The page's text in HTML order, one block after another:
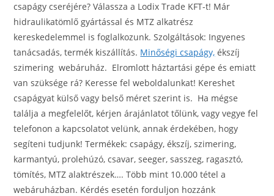
csapágy cseréjére? Válassza a Lodix Trade KFT-t! Már
hidraulikatömlő gyártással és MTZ alkatrész
kereskedelemmel is foglalkozunk. Szolgáltások: Ingyenes
tanácsadás, termék kiszállítás. Minőségi csapágy, ékszíj
szimering webáruház. Elromlott háztartási gépe és emiatt
van szüksége rá? Keresse fel weboldalunkat! Kereshet
csapágyat külső vagy belső méret szerint is. Ha mégse
találja a megfelelőt, kérjen árajánlatot tőlünk, vagy vegye fel
telefonon a kapcsolatot velünk, annak érdekében, hogy
segíteni tudjunk! Termékek: csapágy, ékszíj, szimering,
karmantyú, prolehúzó, csavar, seeger, sasszeg, ragasztó,
tömítés, MTZ alaktrészek…. Több mint 10.000 tétel a
webáruházban. Kérdés esetén forduljon hozzánk